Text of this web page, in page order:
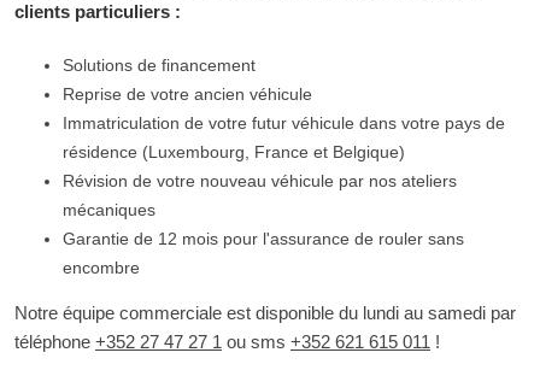
clients particuliers :
Solutions de financement
Reprise de votre ancien véhicule
Immatriculation de votre futur véhicule dans votre pays de
résidence (Luxembourg, France et Belgique)
Révision de votre nouveau véhicule par nos ateliers
mécaniques
Garantie de 12 mois pour l'assurance de rouler sans
encombre
Notre équipe commerciale est disponible du lundi au samedi par
téléphone +352 27 47 27 1 ou sms +352 621 615 011 !